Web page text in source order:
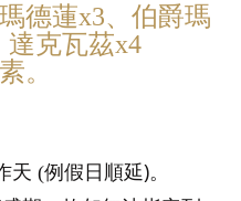
德蓮x3、 伯爵瑪
達克瓦茲x4
。
天 (例假日順延)。